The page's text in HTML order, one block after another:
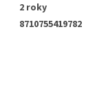
2 roky
8710755419782